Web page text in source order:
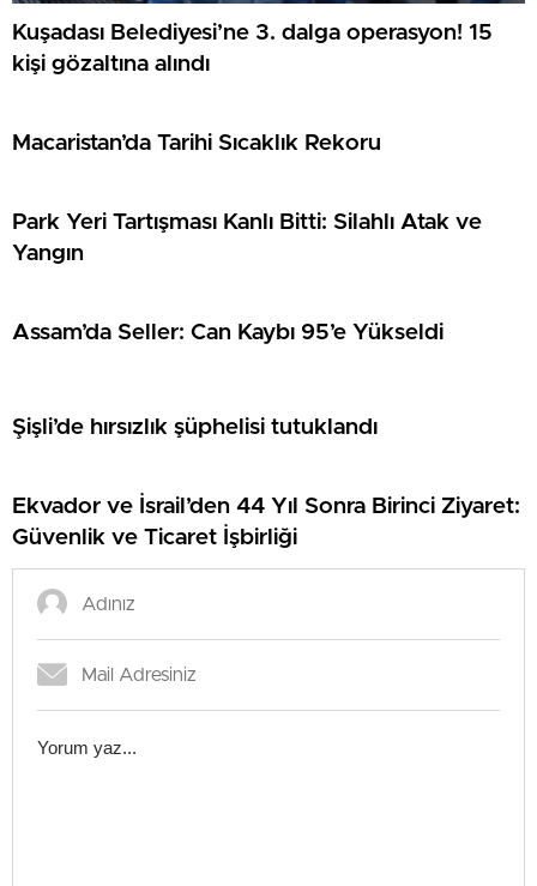
Kuşadası Belediyesi’ne 3. dalga operasyon! 15
kişi gözaltına alındı
Macaristan’da Tarihi Sıcaklık Rekoru
Park Yeri Tartışması Kanlı Bitti: Silahlı Atak ve
Yangın
Assam’da Seller: Can Kaybı 95’e Yükseldi
Şişli’de hırsızlık şüphelisi tutuklandı
Ekvador ve İsrail’den 44 Yıl Sonra Birinci Ziyaret:
Güvenlik ve Ticaret İşbirliği